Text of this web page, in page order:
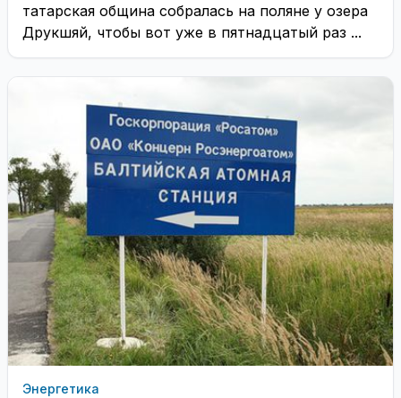
татарская община собралась на поляне у озера
Друкшяй, чтобы вот уже в пятнадцатый раз ...
Энергетика